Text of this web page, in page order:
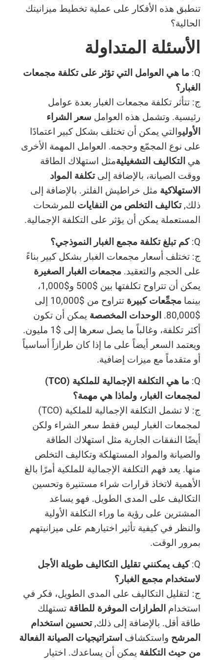
تنطبق هذه الأفكار على عملية تخطيط ميزانيتك
الحالية؟
الأسئلة المتداولة
Q: ما هي العوامل التي تؤثر على تكلفة مجمعات
الغبار؟
ج: تتأثر تكلفة مجمعات الغبار بعدة عوامل
رئيسية. وتشمل هذه العوامل سعر الشراء
الأوليوالتي يمكن أن تختلف بشكل كبير اعتمادًا
على نوع المجمّع وحجمه. العوامل المهمة الأخرى
هي التكاليف التشغيليةمثل استهلاك الطاقة
ووقت الصيانة، بالإضافة إلى تكلفة المواد
الاستهلاكيةمثل خراطيش الفلتر. بالإضافة إلى
ذلك,تكاليف التخلص من النفاياتللمرشحات
المستعملة يمكن أن يؤثر على التكلفة الإجمالية.
Q: كم تبلغ تكلفة مجمع الغبار النموذجي؟
ج: تختلف أسعار مجمعات الغبار بشكل كبير بناءً
على الحجم والتعقيد.مجمعات الغبار الصغيرة
يمكن أن تتراوح تكلفتها بين $500 و$1,000،
بينمامجمِّعات كبيرة
تتراوح من $10,000 إلى
الوحدات المخصصةيمكن أن تكون
أكثر تكلفة، وغالباً ما يصل سعرها إلى $1 مليون.
ويعتمد السعر أيضاً على ما إذا كان طرازاً أساسياً
أو متقدماً مع ميزات إضافية.
Q:
ما هي التكلفة الإجمالية للملكية (TCO)
لمجمعات الغبار، ولماذا هي مهمة؟
ج: لا تشمل التكلفة الإجمالية للملكية (TCO)
لمجمعات الغبار ليس فقط سعر الشراء ولكن
أيضًا النفقات الجارية مثل استهلاك الطاقة
والصيانة والمواد المستهلكة وتكاليف التخلص
منها. يعد فهم التكلفة الإجمالية للملكية أمرًا بالغ
الأهمية لاتخاذ قرارات شراء مستنيرة وتحسين
التكاليف على المدى الطويل. فهو يساعد
المشترين على رؤية ما وراء التكلفة الأولية
والنظر في كيفية تأثير اختيارهم على ميزانيتهم
بمرور الوقت.
Q: كيف يمكنني تقليل التكاليف طويلة الأجل
لاستخدام مجمع الغبار؟
ج: لتقليل التكاليف على المدى الطويل، فكر في
استخدامالطرازات الموفرة للطاقةتستهلك
طاقة أقل. بالإضافة إلى ذلك,تحسين استخدام
المرشحواستكشافاستراتيجيات الصيانة الفعالة
من حيث التكلفةيمكن أن يساعدك. اختيار